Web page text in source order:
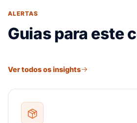
ALERTAS
Guias para este
Ver todos os insights